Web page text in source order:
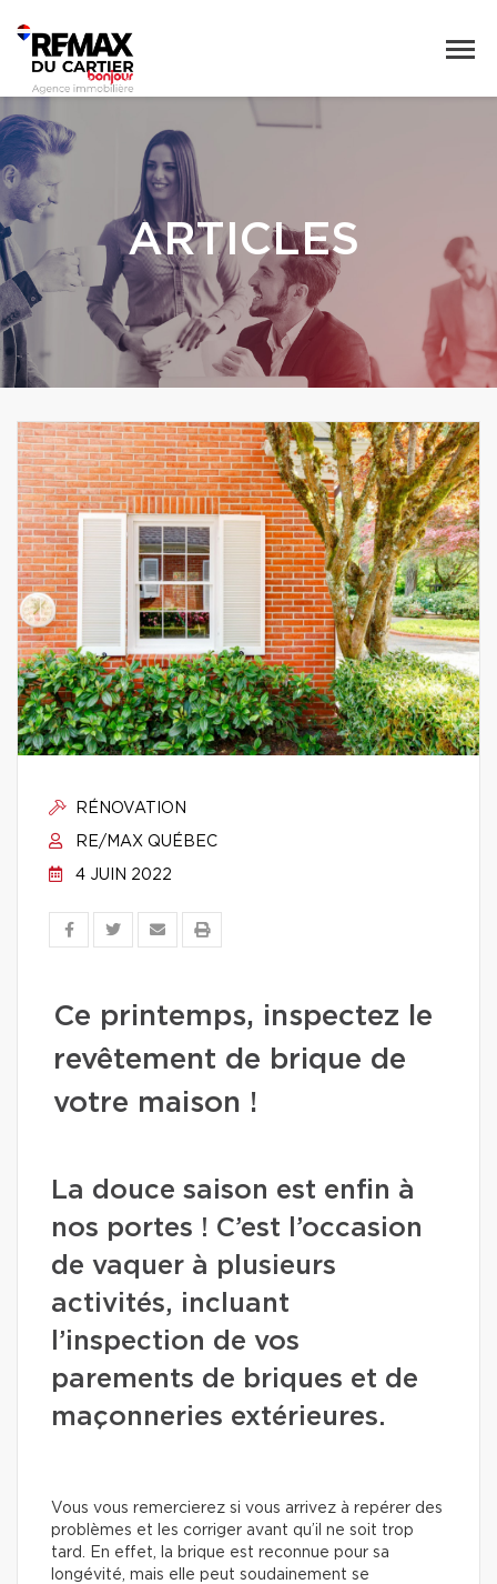
ARTICLES
RÉNOVATION
RE/MAX QUÉBEC
4 JUIN 2022
Ce printemps, inspectez le
revêtement de brique de
votre maison !
La douce saison est enfin à
nos portes ! C’est l’occasion
de vaquer à plusieurs
activités, incluant
l’inspection de vos
parements de briques et de
maçonneries extérieures.
Vous vous remercierez si vous arrivez à repérer des
problèmes et les corriger avant qu’il ne soit trop
tard. En effet, la brique est reconnue pour sa
longévité, mais elle peut soudainement se